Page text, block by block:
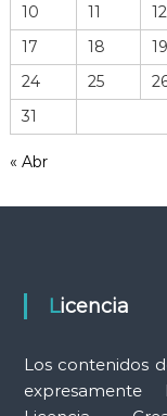
h
r
r
m
i
n
10
11 12
17
18 19
24
25
31
« Abr
Licencia
Los contenidos